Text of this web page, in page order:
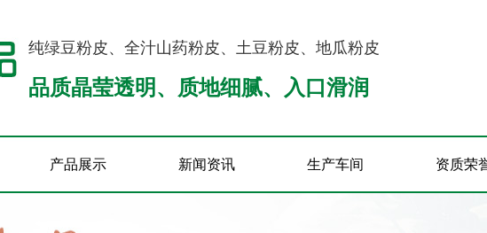
纯绿豆粉皮、全汁山药粉皮、土豆粉皮、地瓜粉皮
品质晶莹透明、质地细腻、入口滑润
产品展示 新闻资讯 生产车间 资质荣